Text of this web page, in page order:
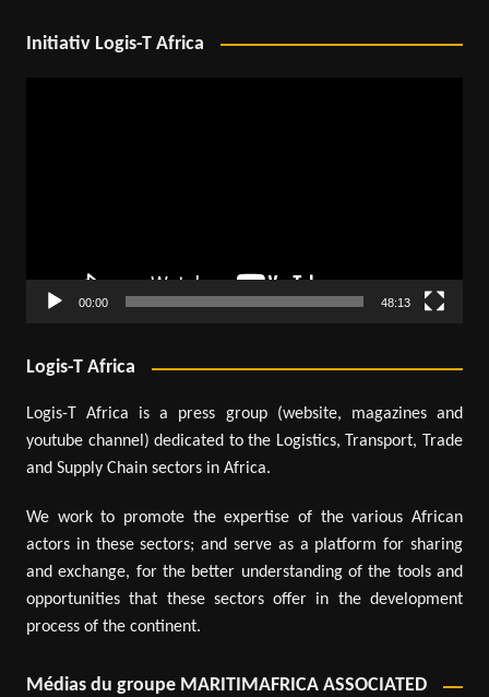
Initiativ Logis-T Africa
00:00 48:13
Logis-T Africa
Logis-T Africa is a press group (website, magazines and
youtube channel) dedicated to the Logistics, Transport, Trade
and Supply Chain sectors in Africa.
We work to promote the expertise of the various African
actors in these sectors; and serve as a platform for sharing
and exchange, for the better understanding of the tools and
opportunities that these sectors offer in the development
process of the continent.
Médias du groupe MARITIMAFRICA ASSOCIATED